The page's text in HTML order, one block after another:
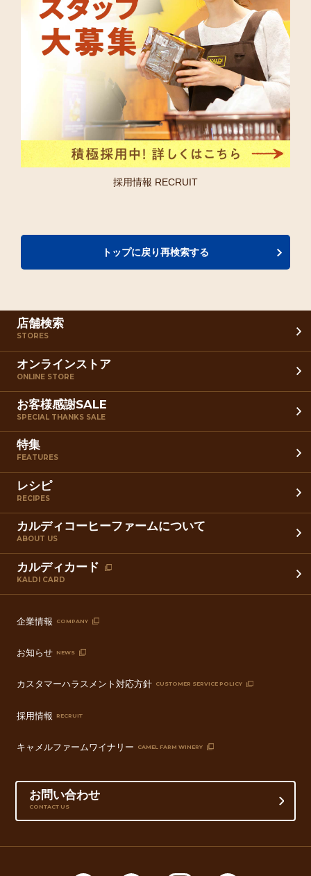
採用情報 RECRUIT
トップに戻り再検索する
店舗検索
STORES
オンラインストア
ONLINE STORE
お客様感謝SALE
SPECIAL THANKS SALE
特集
FEATURES
レシピ
RECIPES
カルディコーヒーファームについて
ABOUT US
カルディカード
KALDI CARD
企業情報 COMPANY
お知らせ NEWS
カスタマーハラスメント対応方針 CUSTOMER SERVICE POLICY
採用情報 RECRUIT
キャメルファームワイナリー CAMEL FARM WINERY
お問い合わせ
CONTACT US